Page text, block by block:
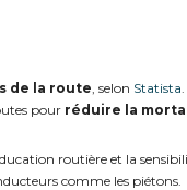
de la route , selon Statista
pour réduire la
routière et la
comme les piétons.